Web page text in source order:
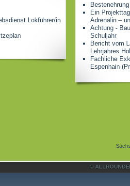
Lokführer/in
Ein
Adrenalin –
Achtung -
Schuljahr
Bericht vom
Lehrjahres
Fachliche
Espenhain
©